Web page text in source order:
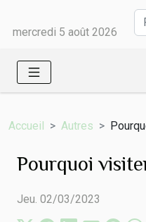
mercredi 5 août 2026
Accueil Autres
Pourquoi
Jeu. 02/03/2023